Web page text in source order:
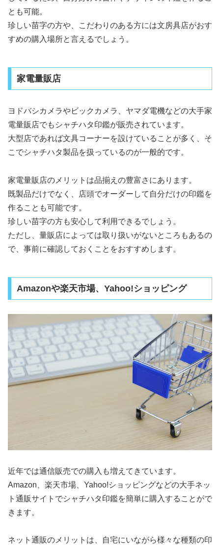
とも可能。
珍しい苗字の方や、こだわりのある方には文房具店がおす
すめの購入場所と言えるでしょう。
家電量販店
ヨドバシカメラやビックカメラ、ヤマダ電機などの大手家
電量販店でもシャチハタ印鑑が販売されています。
大型店であれば文具コーナーを設けていることが多く、そ
こでシャチハタ製品を扱っているのが一般的です。
家電量販店のメリットは品揃えの豊富さにあります。
既製品だけでなく、店頭でオーダーして自分だけの印鑑を
作ることも可能です。
珍しい苗字の方も安心して利用できるでしょう。
ただし、量販店によっては取り扱いがないところもあるの
で、事前に確認しておくことをおすすめします。
Amazonや楽天市場、Yahoo!ショッピング
近年では通信販売での購入も増えてきています。
Amazon、楽天市場、Yahoo!ショッピングなどの大手ネッ
ト通販サイトでシャチハタ印鑑を簡単に購入することがで
きます。
ネット通販のメリットは、自宅にいながら様々な種類の印